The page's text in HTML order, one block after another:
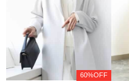
60%OFF